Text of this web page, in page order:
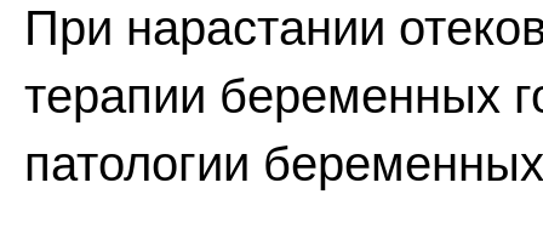
При нарастании
терапии беременных
патологии